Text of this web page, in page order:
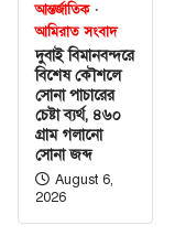
আন্তর্জাতিক
আমিরাত সংবাদ
দুবাই বিমানবন্দরে
বিশেষ কৌশলে
সোনা পাচারের
চেষ্টা ব্যর্থ, ৪৬০
গ্রাম গলানো
সোনা জব্দ
August 6,
2026